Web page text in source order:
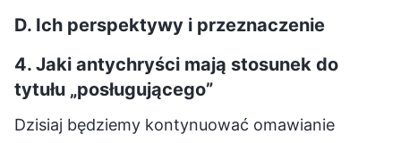
D. Ich perspektywy i przeznaczenie
4. Jaki antychryści mają stosunek do
tytułu „posługującego”
Dzisiaj będziemy kontynuować omawianie